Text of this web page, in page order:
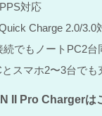
対応
Charge 2.0/3.0
続でもノートPC2台
とスマホ2〜3台でも
II Pro Chargerは